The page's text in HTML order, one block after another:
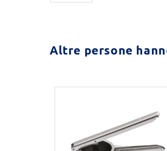
Altre persone